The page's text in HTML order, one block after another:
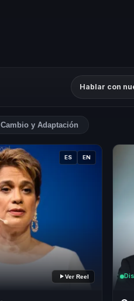
Hablar con
Cambio y Adaptación
ES EN
Ver Reel